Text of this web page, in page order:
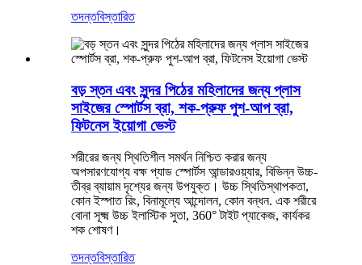
তদন্তবিস্তারিত
বড় স্তন এবং সুন্দর পিঠের মহিলাদের জন্য প্লাস
সাইজের স্পোর্টস ব্রা, শক-প্রুফ পুশ-আপ ব্রা,
ফিটনেস ইয়োগা ভেস্ট
শরীরের জন্য স্থিতিশীল সমর্থন নিশ্চিত করার জন্য
অপসারণযোগ্য বক্ষ প্যাড স্পোর্টস আন্ডারওয়্যার, বিভিন্ন উচ্চ-
তীব্র ব্যায়াম দৃশ্যের জন্য উপযুক্ত। উচ্চ স্থিতিস্থাপকতা,
কোন ইস্পাত রিং, বিনামূল্যে আন্দোলন, কোন বন্ধন. এক শরীরে
বোনা সূক্ষ্ম উচ্চ ইলাস্টিক সুতা, 360° টাইট প্যাকেজ, কার্যকর
শক শোষণ।
তদন্তবিস্তারিত